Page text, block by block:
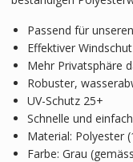
Passend für
Effektiver
Mehr Privatsphäre
Robuster,
UV-Schutz 25+
Schnelle und
Material: Polyester
Farbe: Grau